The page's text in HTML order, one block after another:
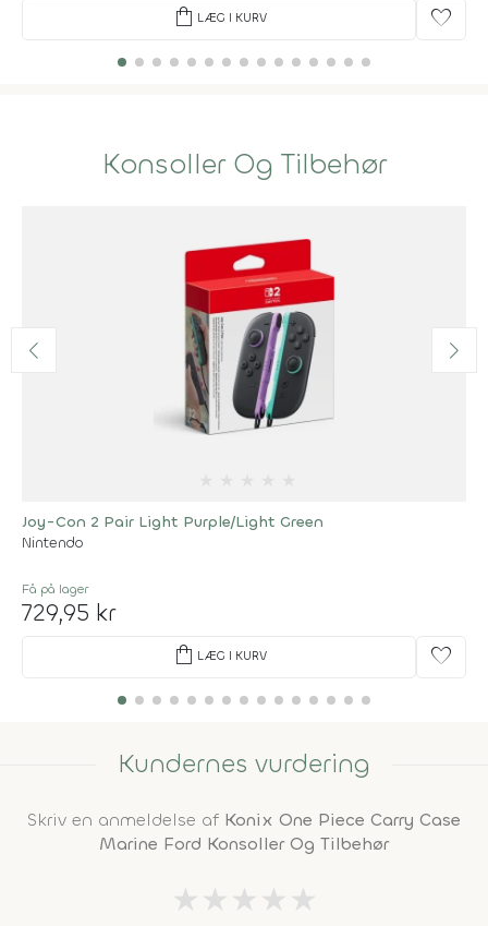
shopping_bag LÆG I KURV favorite
Konsoller Og Tilbehør
Joy-Con 2 Pair Light Purple/Light Green
Nintendo
Få på lager
729,95 kr
shopping_bag LÆG I KURV favorite
Kundernes vurdering
Skriv en anmeldelse af Konix One Piece Carry Case
Marine Ford Konsoller Og Tilbehør
★ ★ ★ ★ ★